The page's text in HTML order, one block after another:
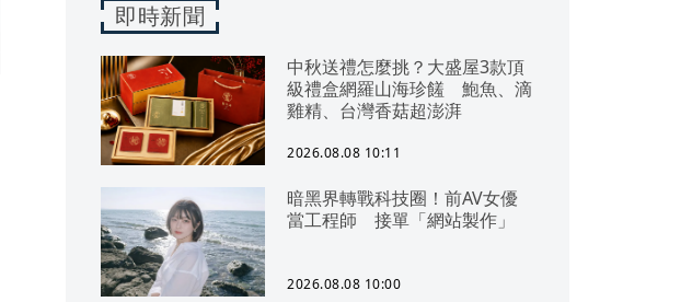
即時新聞
中秋送禮怎麼挑？大盛屋3款頂
級禮盒網羅山海珍饈 鮑魚、滴
雞精、台灣香菇超澎湃
2026.08.08 10:11
暗黑界轉戰科技圈！前AV女優
當工程師 接單「網站製作」
2026.08.08 10:00